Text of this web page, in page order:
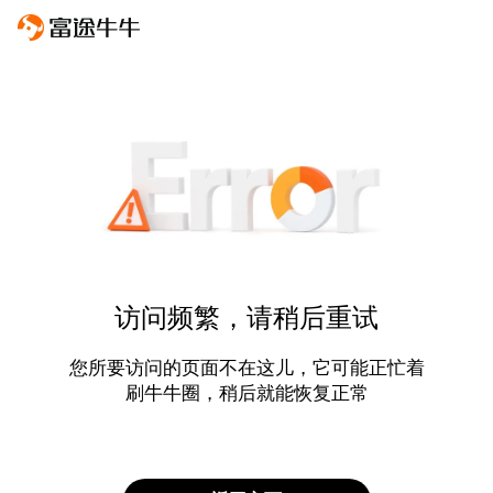
访问频繁，请稍后重试
您所要访问的页面不在这儿，它可能正忙着
刷牛牛圈，稍后就能恢复正常